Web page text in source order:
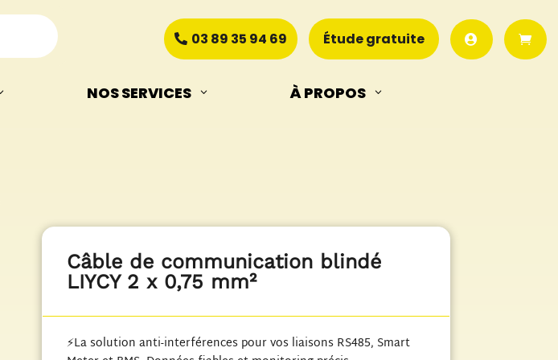
03 89 35 94 69 Étude gratuite
NOS SERVICES À PROPOS
Câble de communication blindé
LIYCY 2 x 0,75 mm²
⚡La solution anti-interférences pour vos liaisons RS485, Smart